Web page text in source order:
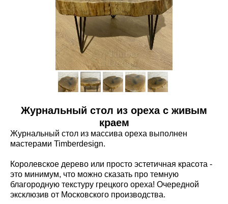
Журнальный стол из ореха с живым
краем
Журнальный стол из массива ореха выполнен
мастерами Timberdesign.
Королевское дерево или просто эстетичная красота -
это минимум, что можно сказать про темную
благородную текстуру грецкого ореха! Очередной
эксклюзив от Московского производства.